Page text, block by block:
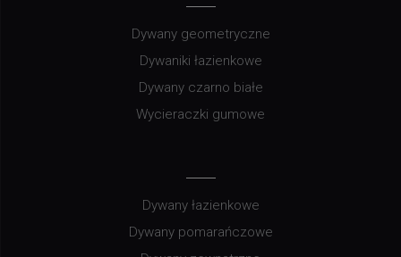
Dywany geometryczne
Dywaniki łazienkowe
Dywany czarno białe
Wycieraczki gumowe
Dywany łazienkowe
Dywany pomarańczowe